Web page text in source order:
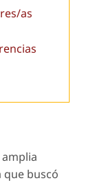
as
buscó